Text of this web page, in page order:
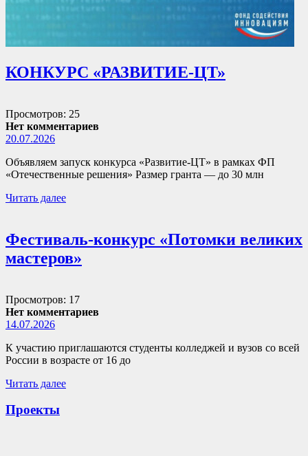
КОНКУРС «РАЗВИТИЕ-ЦТ»
Просмотров: 25
Нет комментариев
20.07.2026
Объявляем запуск конкурса «Развитие-ЦТ» в рамках ФП
«Отечественные решения» Размер гранта — до 30 млн
Читать далее
Фестиваль-конкурс «Потомки великих
мастеров»
Просмотров: 17
Нет комментариев
14.07.2026
К участию приглашаются студенты колледжей и вузов со всей
России в возрасте от 16 до
Читать далее
Проекты